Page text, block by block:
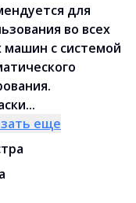
для
во всех
машин с системой
еще